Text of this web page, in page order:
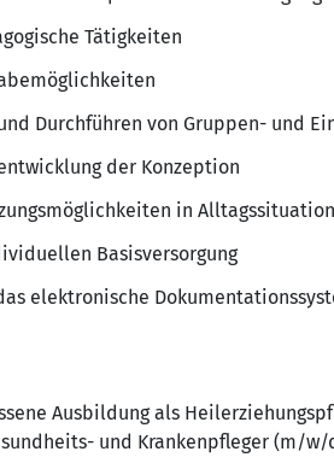
Tätigkeiten
Durchführen von Gruppen- und
der Konzeption
in
Basisversorgung
elektronische
Ausbildung als
und Krankenpfleger (m/w/